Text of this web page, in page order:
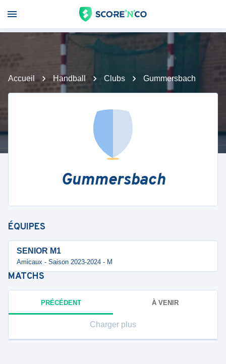
Accueil Handball Clubs Gummersbach
Gummersbach
ÉQUIPES
SENIOR M1
Amicaux - Saison 2023-2024 - M
MATCHS
PRÉCÉDENT À VENIR
Charger plus